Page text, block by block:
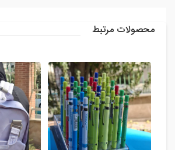
محصولات مرتبط